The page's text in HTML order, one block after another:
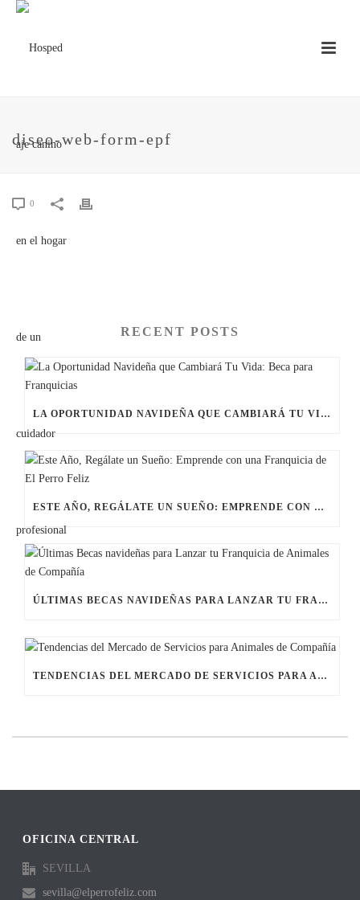
diseo-web-form-epf
0
RECENT POSTS
LA OPORTUNIDAD NAVIDEÑA QUE CAMBIARÁ TU VIDA: BECA PARA FRANQUICIAS
ESTE AÑO, REGÁLATE UN SUEÑO: EMPRENDE CON UNA FRANQUICIA DE EL PERRO FELIZ
ÚLTIMAS BECAS NAVIDEÑAS PARA LANZAR TU FRANQUICIA DE ANIMALES DE COMPAÑÍA
TENDENCIAS DEL MERCADO DE SERVICIOS PARA ANIMALES DE COMPAÑÍA
OFICINA CENTRAL
SEVILLA
sevilla@elperrofeliz.com